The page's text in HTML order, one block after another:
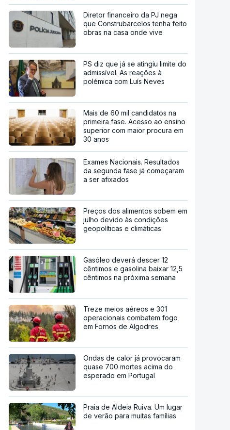
Diretor financeiro da PJ nega
que Construbarcelos tenha feito
obras na casa onde vive
PS diz que já se atingiu limite do
admissível. As reações à
polémica com Luís Neves
Mais de 60 mil candidatos na
primeira fase. Acesso ao ensino
superior com maior procura em
30 anos
Exames Nacionais. Resultados
da segunda fase já começaram
a ser afixados
Preços dos alimentos sobem em
julho devido às condições
geopolíticas e climáticas
Gasóleo deverá descer 12
cêntimos e gasolina baixar 12,5
cêntimos na próxima semana
Treze meios aéreos e 301
operacionais combatem fogo
em Fornos de Algodres
Ondas de calor já provocaram
quase 700 mortes acima do
esperado em Portugal
Praia de Aldeia Ruiva. Um lugar
de verão para muitas famílias